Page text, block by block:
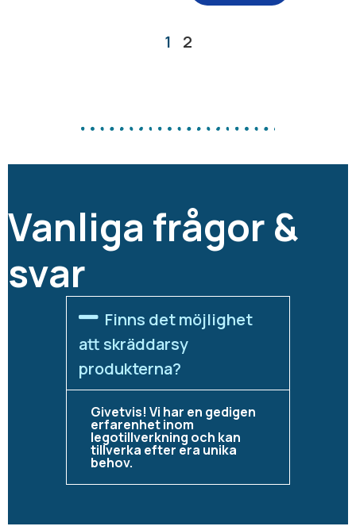
1 2
Vanliga frågor &
svar
Finns det möjlighet
att skräddarsy
produkterna?
Givetvis! Vi har en gedigen
erfarenhet inom
legotillverkning och kan
tillverka efter era unika
behov.